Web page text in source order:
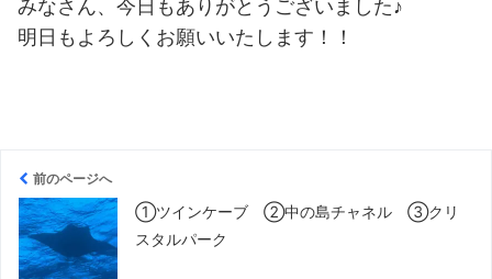
みなさん、今日もありがとうございました♪
明日もよろしくお願いいたします！！
前のページへ
①ツインケーブ ②中の島チャネル ③クリ
スタルパーク